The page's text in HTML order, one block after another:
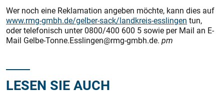
Wer noch eine Reklamation angeben möchte, kann dies auf
www.rmg-gmbh.de/gelber-sack/landkreis-esslingen tun,
oder telefonisch unter 0800/400 600 5 sowie per Mail an E-
Mail Gelbe-Tonne.Esslingen@rmg-gmbh.de. pm
LESEN SIE AUCH